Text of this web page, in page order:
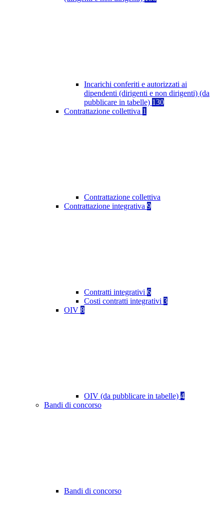
Incarichi conferiti e autorizzati ai
dipendenti (dirigenti e non dirigenti) (da
pubblicare in tabelle) 130
Contrattazione collettiva 1
Contrattazione collettiva
Contrattazione integrativa 9
Contratti integrativi 6
Costi contratti integrativi 3
OIV 8
OIV (da pubblicare in tabelle) 4
Bandi di concorso
Bandi di concorso